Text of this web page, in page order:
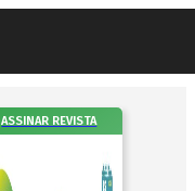
ASSINAR REVISTA